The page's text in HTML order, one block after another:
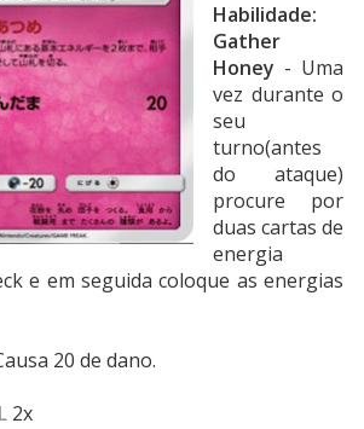
Habilidade:
Gather
Honey - Uma
vez durante o
seu
turno(antes
do ataque)
procure por
duas cartas de
energia
e em seguida coloque as energias
20 de dano.
2x